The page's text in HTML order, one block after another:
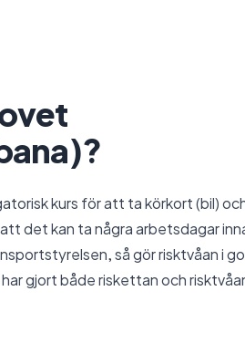
kurs för att ta körkort (bil)
det kan ta några arbetsdagar
så gör risktvåan i
gjort både riskettan och